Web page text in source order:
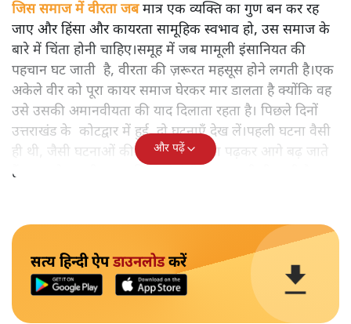
जिस समाज में वीरता जबमात्र एक व्यक्ति का गुण बन कर रह
जाए और हिंसा और कायरता सामूहिक स्वभाव हो, उस समाज के
बारे में चिंता होनी चाहिए।समूह में जब मामूली इंसानियत की
पहचान घट जाती है, वीरता की ज़रूरत महसूस होने लगती है।एक
अकेले वीर को पूरा कायर समाज घेरकर मार डालता है क्योंकि वह
उसे उसकी अमानवीयता की याद दिलाता रहता है। पिछले दिनों
उत्तराखंड के कोटद्वार में हुई दो घटनाएँ देख लें।पहली घटना वैसी
ही थी, जैसी घटनाओं की खबर हम रोज़ाना पढ़कर आगे बढ़ जाते
हैं।भारत के तक़रीबन हर हिस्से से ऐसी खबर आती ही रहती है।
और पढ़ें
सत्य हिन्दी ऐपडाउनलोडकरें